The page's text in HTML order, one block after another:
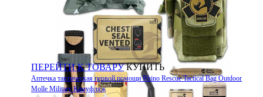
ПЕРЕЙТИ К ТОВАРУ КУПИТЬ
Аптечка тактическая первой помощи Rhino Rescue Tactical Bag Outdoor
Molle Military Камуфляж